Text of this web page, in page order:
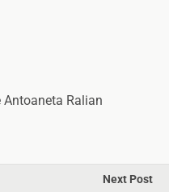
Ralian
Next Post